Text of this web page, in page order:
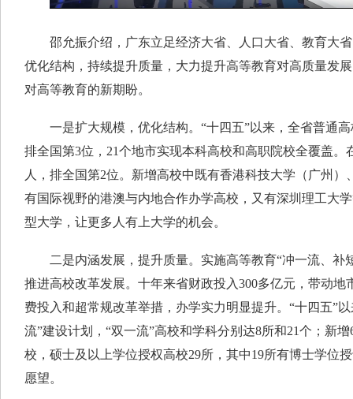
邵允振介绍，广东立足经济大省、人口大省、教育大省
优化结构，持续提升质量，大力提升高等教育对高质量发
对高等教育的新期盼。
一是扩大规模，优化结构。“十四五”以来，全省普通高
排全国第3位，21个地市实现本科高校和高职院校全覆盖。
人，排全国第2位。新增高校中既有香港科技大学（广州
有国际视野的港澳与内地合作办学高校，又有深圳理工大
型大学，让更多人有上大学的机会。
二是内涵发展，提升质量。实施高等教育“冲一流、补
推进高校改革发展。十年来省财政投入300多亿元，带动地
费投入和超常规改革举措，办学实力明显提升。“十四五”
流”建设计划，“双一流”高校和学科分别达8所和21个；新
校，硕士及以上学位授权高校29所，其中19所有博士学位
愿望。